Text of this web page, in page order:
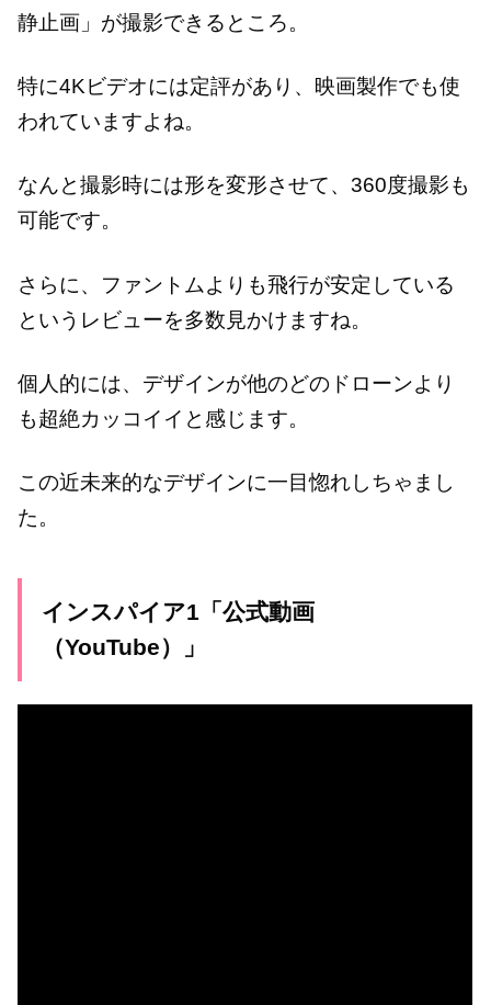
静止画」が撮影できるところ。
特に4Kビデオには定評があり、映画製作でも使
われていますよね。
なんと撮影時には形を変形させて、360度撮影も
可能です。
さらに、ファントムよりも飛行が安定している
というレビューを多数見かけますね。
個人的には、デザインが他のどのドローンより
も超絶カッコイイと感じます。
この近未来的なデザインに一目惚れしちゃまし
た。
インスパイア1「公式動画
（YouTube）」